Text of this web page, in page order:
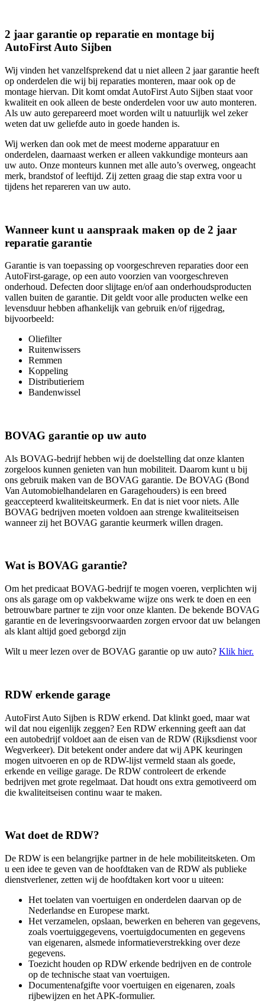
2 jaar garantie op reparatie en montage bij
AutoFirst Auto Sijben
Wij vinden het vanzelfsprekend dat u niet alleen 2 jaar garantie heeft
op onderdelen die wij bij reparaties monteren, maar ook op de
montage hiervan. Dit komt omdat AutoFirst Auto Sijben staat voor
kwaliteit en ook alleen de beste onderdelen voor uw auto monteren.
Als uw auto gerepareerd moet worden wilt u natuurlijk wel zeker
weten dat uw geliefde auto in goede handen is.
Wij werken dan ook met de meest moderne apparatuur en
onderdelen, daarnaast werken er alleen vakkundige monteurs aan
uw auto. Onze monteurs kunnen met alle auto’s overweg, ongeacht
merk, brandstof of leeftijd. Zij zetten graag die stap extra voor u
tijdens het repareren van uw auto.
Wanneer kunt u aanspraak maken op de 2 jaar
reparatie garantie
Garantie is van toepassing op voorgeschreven reparaties door een
AutoFirst-garage, op een auto voorzien van voorgeschreven
onderhoud. Defecten door slijtage en/of aan onderhoudsproducten
vallen buiten de garantie. Dit geldt voor alle producten welke een
levensduur hebben afhankelijk van gebruik en/of rijgedrag,
bijvoorbeeld:
Oliefilter
Ruitenwissers
Remmen
Koppeling
Distributieriem
Bandenwissel
BOVAG garantie op uw auto
Als BOVAG-bedrijf hebben wij de doelstelling dat onze klanten
zorgeloos kunnen genieten van hun mobiliteit. Daarom kunt u bij
ons gebruik maken van de BOVAG garantie. De BOVAG (Bond
Van Automobielhandelaren en Garagehouders) is een breed
geaccepteerd kwaliteitskeurmerk. En dat is niet voor niets. Alle
BOVAG bedrijven moeten voldoen aan strenge kwaliteitseisen
wanneer zij het BOVAG garantie keurmerk willen dragen.
Wat is BOVAG garantie?
Om het predicaat BOVAG-bedrijf te mogen voeren, verplichten wij
ons als garage om op vakbekwame wijze ons werk te doen en een
betrouwbare partner te zijn voor onze klanten. De bekende BOVAG
garantie en de leveringsvoorwaarden zorgen ervoor dat uw belangen
als klant altijd goed geborgd zijn
Wilt u meer lezen over de BOVAG garantie op uw auto? Klik hier.
RDW erkende garage
AutoFirst Auto Sijben is RDW erkend. Dat klinkt goed, maar wat
wil dat nou eigenlijk zeggen? Een RDW erkenning geeft aan dat
een autobedrijf voldoet aan de eisen van de RDW (Rijksdienst voor
Wegverkeer). Dit betekent onder andere dat wij APK keuringen
mogen uitvoeren en op de RDW-lijst vermeld staan als goede,
erkende en veilige garage. De RDW controleert de erkende
bedrijven met grote regelmaat. Dat houdt ons extra gemotiveerd om
die kwaliteitseisen continu waar te maken.
Wat doet de RDW?
De RDW is een belangrijke partner in de hele mobiliteitsketen. Om
u een idee te geven van de hoofdtaken van de RDW als publieke
dienstverlener, zetten wij de hoofdtaken kort voor u uiteen:
Het toelaten van voertuigen en onderdelen daarvan op de
Nederlandse en Europese markt.
Het verzamelen, opslaan, bewerken en beheren van gegevens,
zoals voertuiggegevens, voertuigdocumenten en gegevens
van eigenaren, alsmede informatieverstrekking over deze
gegevens.
Toezicht houden op RDW erkende bedrijven en de controle
op de technische staat van voertuigen.
Documentenafgifte voor voertuigen en eigenaren, zoals
rijbewijzen en het APK-formulier.